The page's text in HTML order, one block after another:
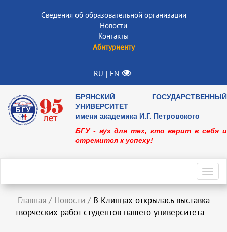
Сведения об образовательной организации
Новости
Контакты
Абитуриенту
RU | EN
БРЯНСКИЙ ГОСУДАРСТВЕННЫЙ
УНИВЕРСИТЕТ
имени академика И.Г. Петровского
БГУ - вуз для тех, кто верит в себя и
стремится к успеху!
Главная / Новости / В Клинцах открылась выставка
творческих работ студентов нашего университета